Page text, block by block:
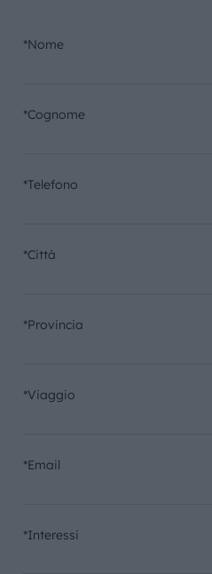
*Nome
*Cognome
*Telefono
*Città
*Provincia
*Viaggio
*Email
*Interessi